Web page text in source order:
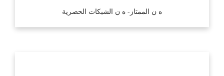
ه ن الممتاز- ه ن الشبكات الحصرية